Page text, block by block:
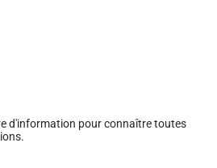
d'information pour connaître toutes